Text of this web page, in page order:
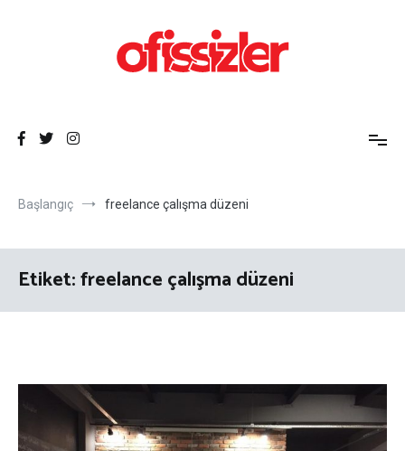
Başlangıç freelance çalışma düzeni
Etiket:freelance çalışma düzeni